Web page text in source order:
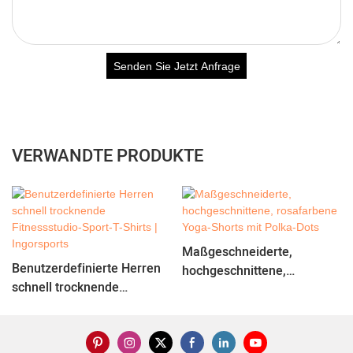
Senden Sie Jetzt Anfrage
VERWANDTE PRODUKTE
Benutzerdefinierte Herren
schnell trocknende
Maßgeschneiderte,
hochgeschnittene,